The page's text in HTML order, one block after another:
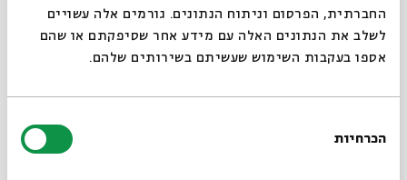
החברתית, הפרסום וניתוח הנתונים. גורמים אלה עשויים
לשלב את הנתונים האלה עם מידע אחר שסיפקתם או שהם
אספו בעקבות השימוש שעשיתם בשירותים שלהם.
הסכמה
הכרחיות